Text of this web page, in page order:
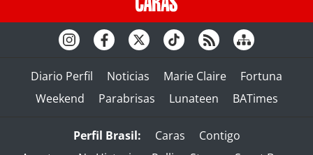
Diario Perfil Noticias Marie Claire
Fortuna
Weekend
Parabrisas Lunateen BATimes
Perfil Brasil: Caras
Contigo